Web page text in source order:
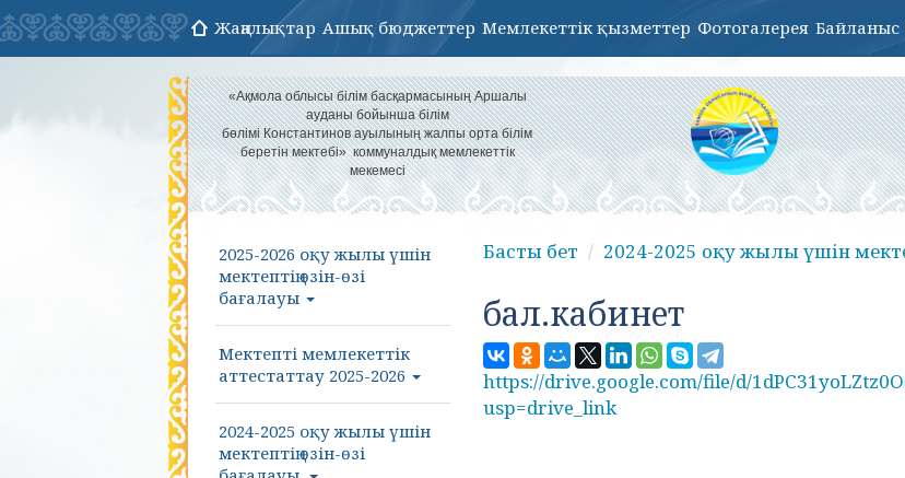
Жаңалықтар Ашық бюджеттер Мемлекеттік қызметтер Фотогалерея Байланыс
«Ақмола облысы білім басқармасының Аршалы
ауданы бойынша білім
бөлімі Константинов ауылының жалпы орта білім
беретін мектебі» коммуналдық мемлекеттік
мекемесі
2025-2026 оқу жылы үшін
мектептің өзін-өзі
бағалауы
Мектепті мемлекеттік
аттестаттау 2025-2026
2024-2025 оқу жылы үшін
мектептің өзін-өзі
Басты бет 2024-2025 оқу жылы үшін
бал.кабинет
https://drive.google.com/file/d/
usp=drive_link